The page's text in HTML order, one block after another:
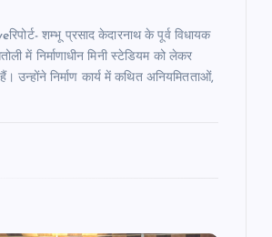
शम्भू प्रसाद केदारनाथ के पूर्व विधायक
में निर्माणाधीन मिनी स्टेडियम को लेकर
उन्होंने निर्माण कार्य में कथित अनियमितताओं,